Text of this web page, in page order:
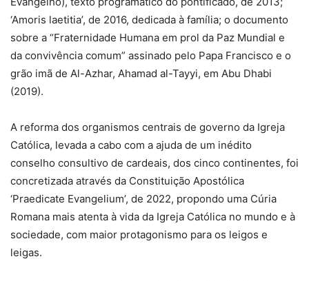
‘Amoris laetitia’, de 2016, dedicada à família; o documento
sobre a “Fraternidade Humana em prol da Paz Mundial e
da convivência comum” assinado pelo Papa Francisco e o
grão imã de Al-Azhar, Ahamad al-Tayyi, em Abu Dhabi
(2019).
A reforma dos organismos centrais de governo da Igreja
Católica, levada a cabo com a ajuda de um inédito
conselho consultivo de cardeais, dos cinco continentes, foi
concretizada através da Constituição Apostólica
‘Praedicate Evangelium’, de 2022, propondo uma Cúria
Romana mais atenta à vida da Igreja Católica no mundo e à
sociedade, com maior protagonismo para os leigos e
leigas.